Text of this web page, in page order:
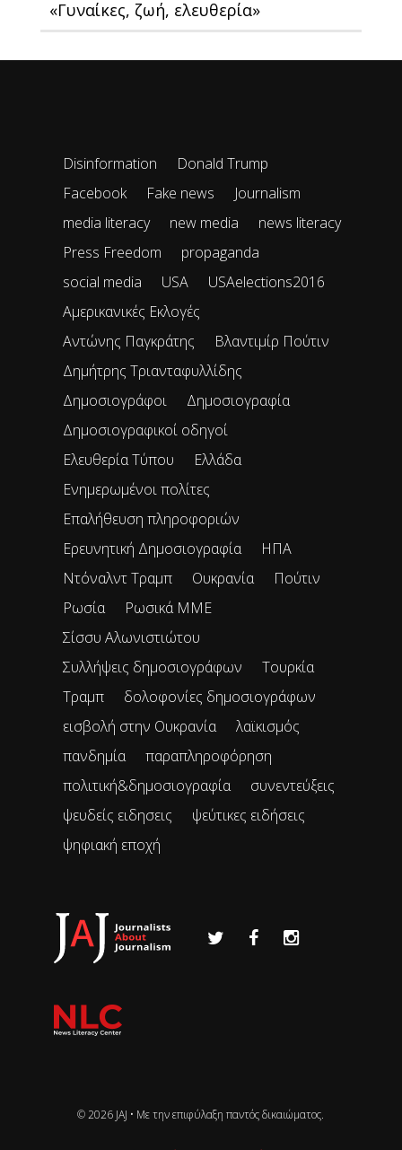
«Γυναίκες, ζωή, ελευθερία»
Disinformation
Donald Trump
Facebook
Fake news
Journalism
media literacy
new media
news literacy
Press Freedom
propaganda
social media
USA
USAelections2016
Αμερικανικές Εκλογές
Αντώνης Παγκράτης
Βλαντιμίρ Πούτιν
Δημήτρης Τριανταφυλλίδης
Δημοσιογράφοι
Δημοσιογραφία
Δημοσιογραφικοί οδηγοί
Ελευθερία Τύπου
Ελλάδα
Ενημερωμένοι πολίτες
Επαλήθευση πληροφοριών
Ερευνητική Δημοσιογραφία
ΗΠΑ
Ντόναλντ Τραμπ
Ουκρανία
Πούτιν
Ρωσία
Ρωσικά ΜΜΕ
Σίσσυ Αλωνιστιώτου
Συλλήψεις δημοσιογράφων
Τουρκία
Τραμπ
δολοφονίες δημοσιογράφων
εισβολή στην Ουκρανία
λαϊκισμός
πανδημία
παραπληροφόρηση
πολιτική&δημοσιογραφία
συνεντεύξεις
ψευδείς ειδησεις
ψεύτικες ειδήσεις
ψηφιακή εποχή
© 2026 JAJ • Mε την επιφύλαξη παντός δικαιώματος.